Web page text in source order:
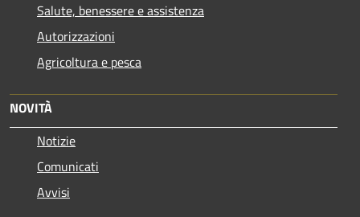
Salute, benessere e assistenza
Autorizzazioni
Agricoltura e pesca
NOVITÀ
Notizie
Comunicati
Avvisi